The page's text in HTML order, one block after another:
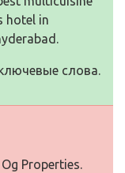
hotel in
слова.
Properties.